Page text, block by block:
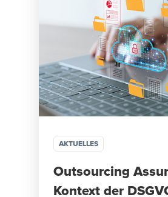
AKTUELLES
Outsourcing
Kontext der